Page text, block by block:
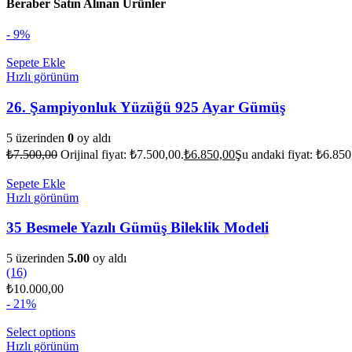
Beraber Satın Alınan Ürünler
- 9%
Sepete Ekle
Hızlı görünüm
26. Şampiyonluk Yüzüğü 925 Ayar Gümüş
5 üzerinden 0 oy aldı
₺7.500,00 Orijinal fiyat: ₺7.500,00.₺6.850,00Şu andaki fiyat:
Sepete Ekle
Hızlı görünüm
35 Besmele Yazılı Gümüş Bileklik Modeli
5 üzerinden 5.00 oy aldı
(16)
₺10.000,00
- 21%
Select options
Hızlı görünüm